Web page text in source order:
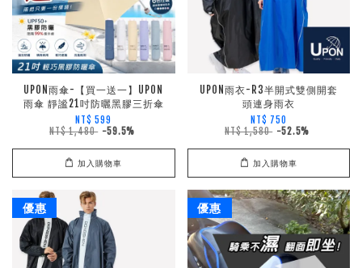
UPON雨傘-【買一送一】UPON
雨傘 靜謐21吋防曬黑膠三折傘
NT$ 599
NT$ 1,480 -59.5%
加入購物車
UPON雨衣-R3半開式雙側開套
頭連身雨衣
NT$ 750
NT$ 1,580 -52.5%
加入購物車
優惠 優惠